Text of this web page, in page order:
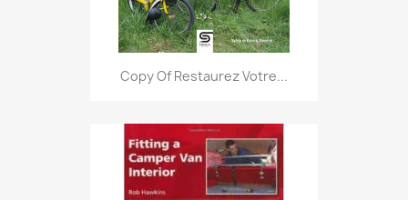
Copy Of Restaurez Votre...